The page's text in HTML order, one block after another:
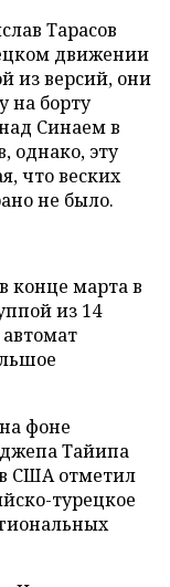
Тарасов
движении
из версий, они
на борту
Синаем в
однако, эту
что веских
не было.
в конце марта в
из 14
фоне
Тайипа
США отметил
турецкое